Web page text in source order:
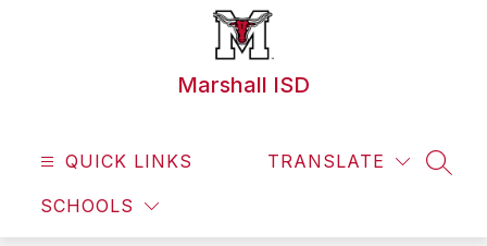
Marshall ISD
QUICK LINKS
SCHOOLS
TRANSLATE